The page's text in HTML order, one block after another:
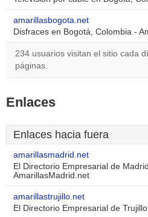
amarillasbogota.net
Disfraces en Bogotá, Colombia -
234 usuarios visitan el sitio cada
páginas.
Enlaces
Enlaces hacia fuera
amarillasmadrid.net
El Directorio Empresarial de
AmarillasMadrid.net
amarillastrujillo.net
El Directorio Empresarial de